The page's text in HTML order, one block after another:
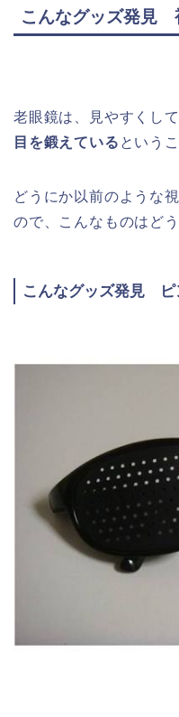
こんなグッズ発見
老眼鏡は、見やすくし
目を鍛えている という
どうにか以前のような
ので、こんなものはど
こんなグッズ発見 ピ